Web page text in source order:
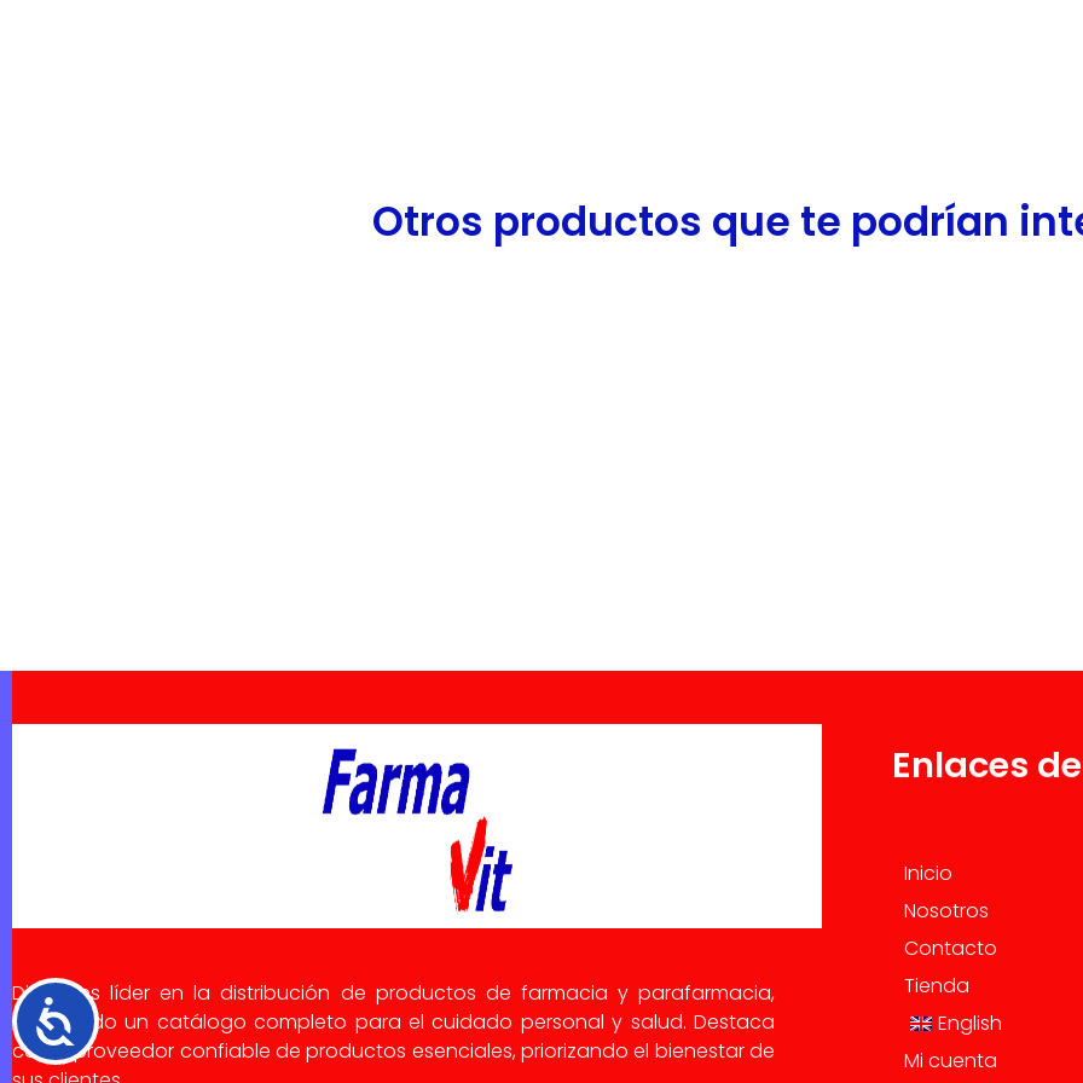
Accesibilidad
Otros productos que te podrían
Dialsa es líder en la distribución de productos de farmacia y parafarmacia,
ofreciendo un catálogo completo para el cuidado personal y salud. Destaca
como proveedor confiable de productos esenciales, priorizando el bienestar de
Enlaces
Inicio
Nosotros
Contacto
Tienda
English
Mi cuenta